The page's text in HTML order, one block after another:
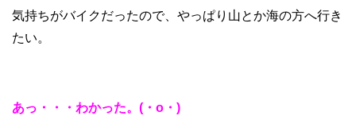
気持ちがバイクだったので、やっぱり山とか海の方へ行き
たい。
あっ・・・わかった。(・o・)